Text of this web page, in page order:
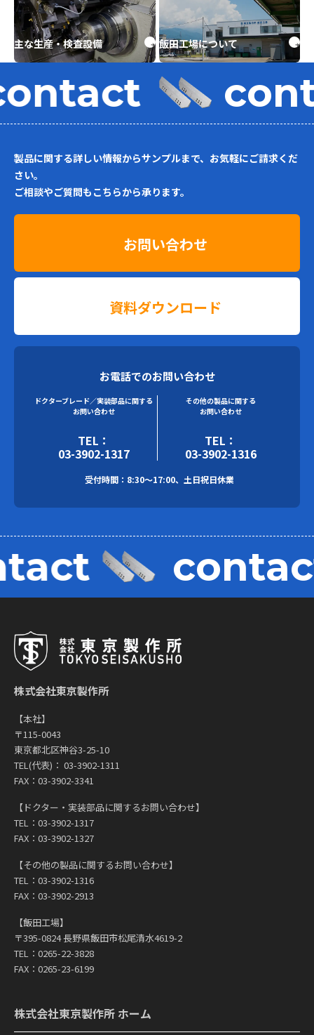
主な生産・検査設備 飯田工場について
製品に関する詳しい情報からサンプルまで、お気軽にご請求くだ
さい。
ご相談やご質問もこちらから承ります。
お問い合わせ
資料ダウンロード
お電話でのお問い合わせ
ドクターブレード／実装部品に関する
お問い合わせ
TEL：
03-3902-1317
その他の製品に関する
お問い合わせ
TEL：
03-3902-1316
受付時間：8:30～17:00、土日祝日休業
株式会社東京製作所
【本社】
〒115-0043
東京都北区神谷3-25-10
TEL(代表)： 03-3902-1311
FAX：03-3902-3341
【ドクター・実装部品に関するお問い合わせ】
TEL：03-3902-1317
FAX：03-3902-1327
【その他の製品に関するお問い合わせ】
TEL：03-3902-1316
FAX：03-3902-2913
【飯田工場】
〒395-0824 長野県飯田市松尾清水4619-2
TEL：0265-22-3828
FAX：0265-23-6199
株式会社東京製作所 ホーム